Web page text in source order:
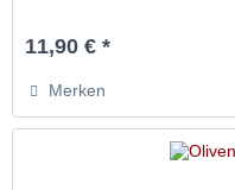
11,90 € *
Merken